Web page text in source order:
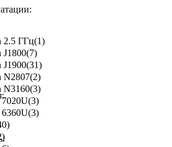
2.5 ГГц(1)
J1800(7)
J1900(31)
N2807(2)
N3160(3)
7020U(3)
6360U(3)